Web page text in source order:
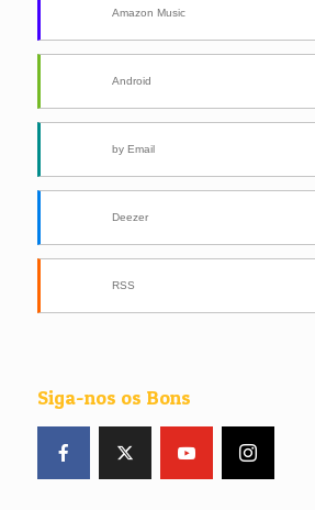
Amazon Music
Android
by Email
Deezer
RSS
Siga-nos os Bons